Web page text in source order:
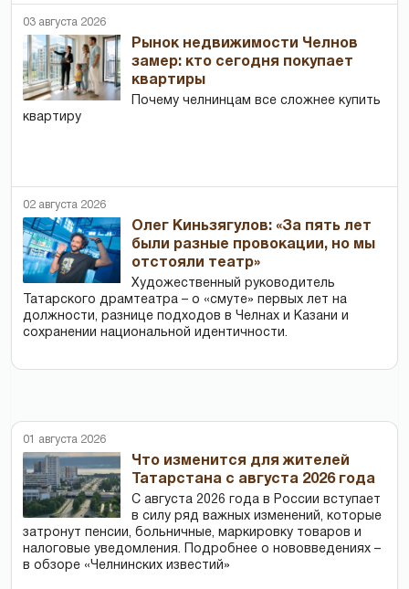
03 августа 2026
Рынок недвижимости Челнов
замер: кто сегодня покупает
квартиры
Почему челнинцам все сложнее купить
квартиру
02 августа 2026
Олег Киньзягулов: «За пять лет
были разные провокации, но мы
отстояли театр»
Художественный руководитель
Татарского драмтеатра – о «смуте» первых лет на
должности, разнице подходов в Челнах и Казани и
сохранении национальной идентичности.
01 августа 2026
Что изменится для жителей
Татарстана с августа 2026 года
С августа 2026 года в России вступает
в силу ряд важных изменений, которые
затронут пенсии, больничные, маркировку товаров и
налоговые уведомления. Подробнее о нововведениях –
в обзоре «Челнинских известий»